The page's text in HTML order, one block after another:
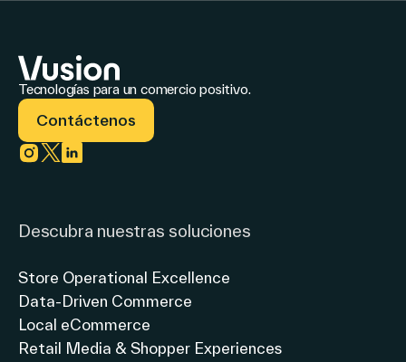
Inversionistas
Link
Tecnologías para un comercio positivo.
Contáctenos
Descubra nuestras soluciones
Store Operational Excellence
Data-Driven Commerce
Local eCommerce
Retail Media & Shopper Experiences